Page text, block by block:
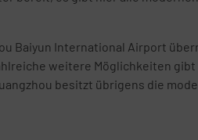
Baiyun International Airport
weitere Möglichkeiten gibt
besitzt übrigens die